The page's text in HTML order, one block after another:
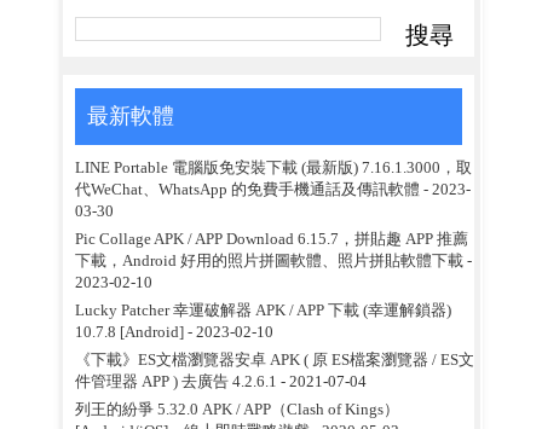
最新軟體
LINE Portable 電腦版免安裝下載 (最新版) 7.16.1.3000，取
代WeChat、WhatsApp 的免費手機通話及傳訊軟體 - 2023-
03-30
Pic Collage APK / APP Download 6.15.7，拼貼趣 APP 推薦
下載，Android 好用的照片拼圖軟體、照片拼貼軟體下載-
2023-02-10
Lucky Patcher 幸運破解器 APK / APP 下載 (幸運解鎖器)
10.7.8 [Android] - 2023-02-10
《下載》ES文檔瀏覽器安卓 APK ( 原 ES檔案瀏覽器 / ES文
件管理器 APP ) 去廣告 4.2.6.1 - 2021-07-04
列王的紛爭 5.32.0 APK / APP（Clash of Kings）